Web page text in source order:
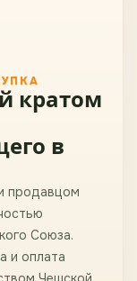
кратом
в
продавцом
Союза.
и оплата